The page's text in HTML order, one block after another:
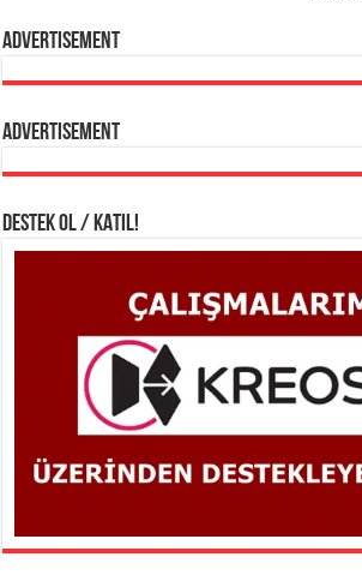
Advertisement
Advertisement
DESTEK OL / KATIL!